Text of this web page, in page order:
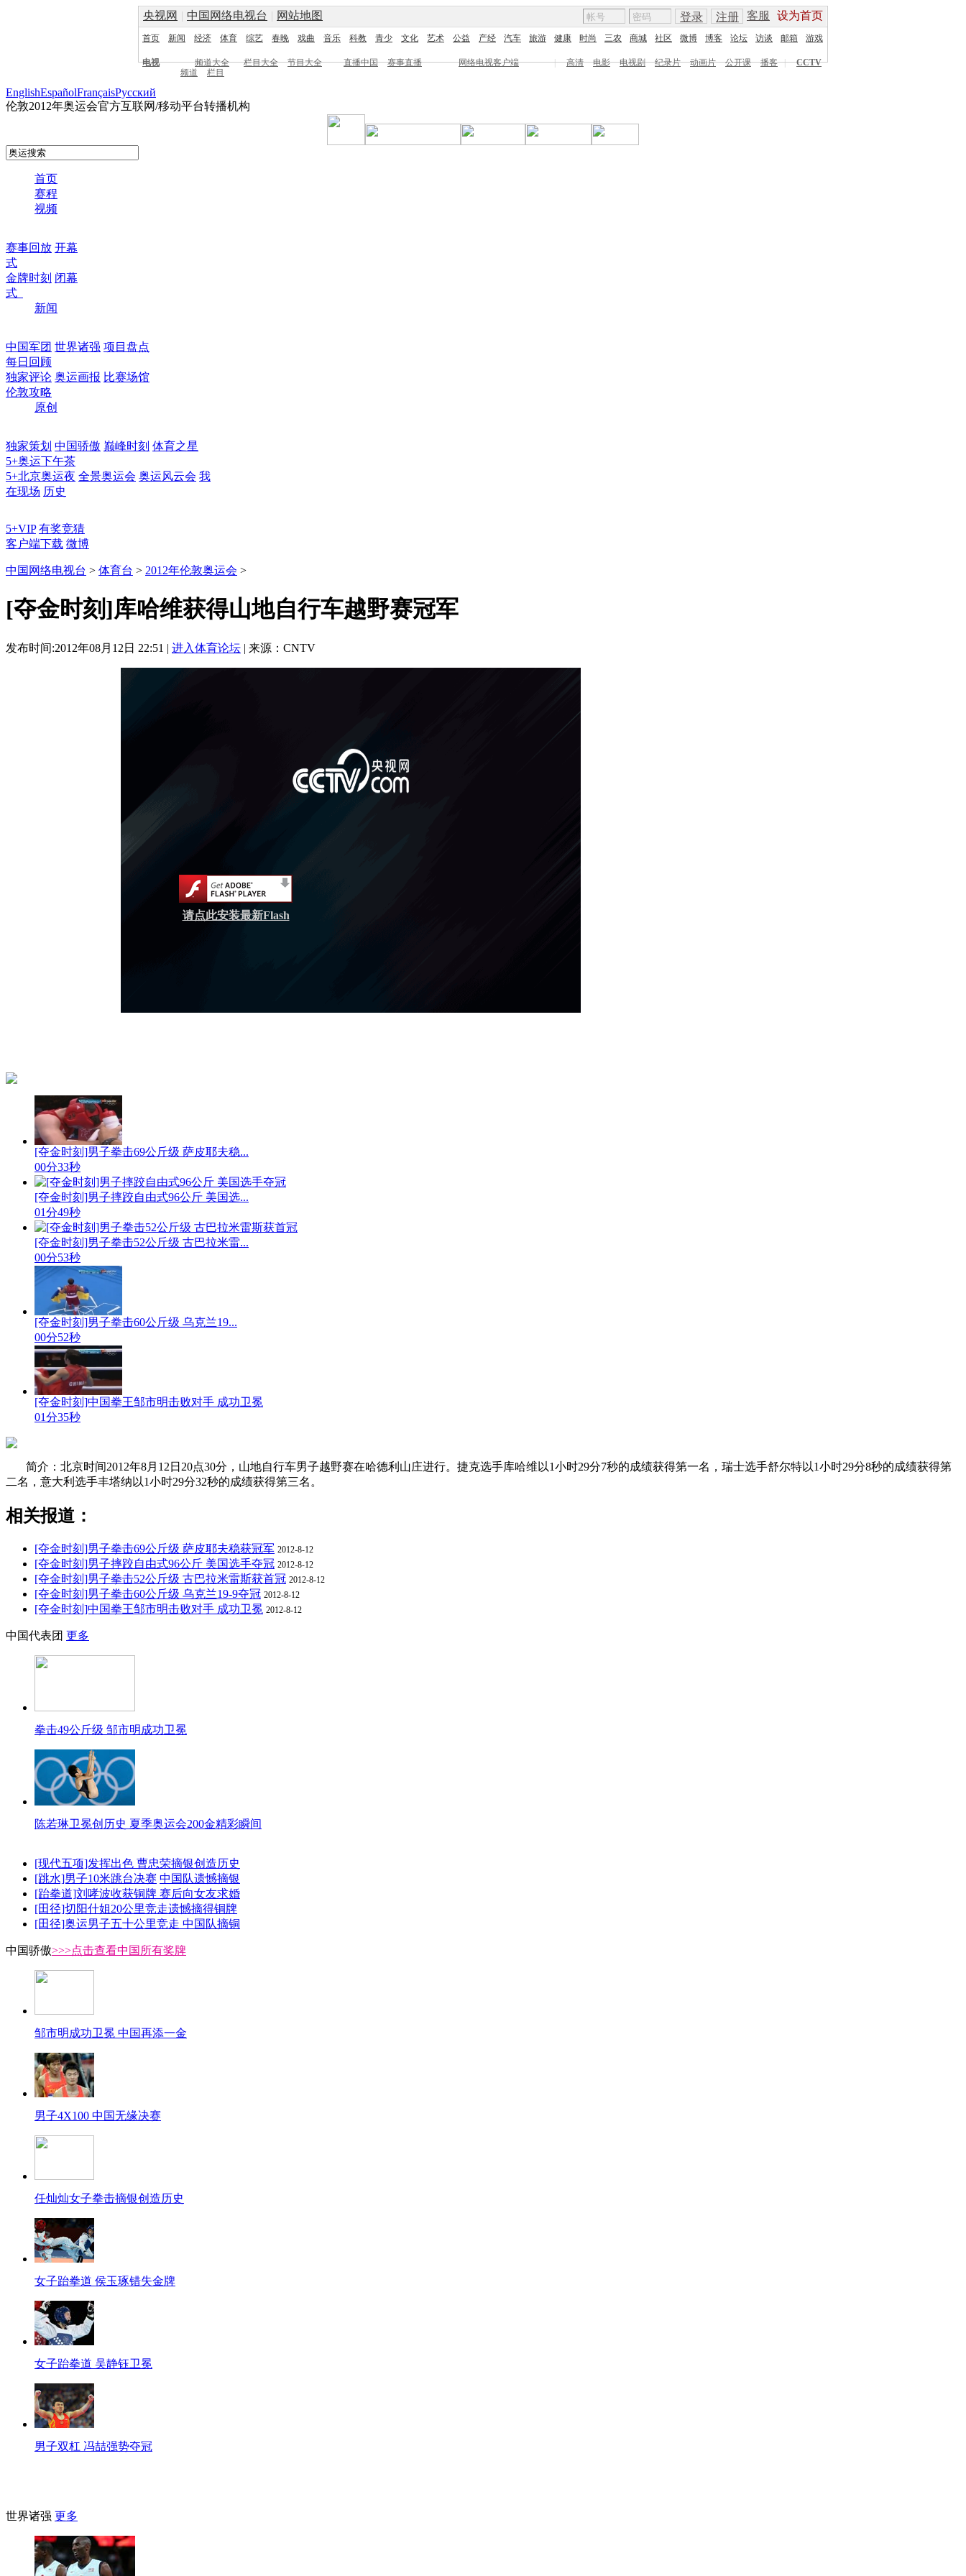
央视网 | 中国网络电视台 | 网站地图 客服 设为首页
登录 注册
首页 新闻 经济 体育 综艺 春晚 戏曲 音乐 科教 青少 文化 艺术 公益 产经 汽车 旅游 健康 时尚 三农 商城 社区 微博 博客 论坛 访谈 邮箱 游戏
电视 频道大全 栏目大全 节目大全 直播中国 赛事直播 网络电视客户端 | 高清 电影 电视剧 纪录片 动画片 公开课 播客 |
CCTV
频道
栏目
EnglishEspañolFrançaisPусский
伦敦2012年奥运会官方互联网/移动平台转播机构
首页
赛程
视频
赛事回放 开幕
式
金牌时刻 闭幕
式
新闻
中国军团 世界诸强 项目盘点
每日回顾
独家评论 奥运画报 比赛场馆
伦敦攻略
原创
独家策划 中国骄傲 巅峰时刻 体育之星
5+奥运下午茶
5+北京奥运夜 全景奥运会 奥运风云会 我
在现场 历史
5+VIP 有奖竞猜
客户端下载 微博
中国网络电视台 > 体育台 > 2012年伦敦奥运会 >
[夺金时刻]库哈维获得山地自行车越野赛冠军
发布时间:2012年08月12日 22:51 | 进入体育论坛 | 来源：CNTV
请点此安装最新Flash
[夺金时刻]男子拳击69公斤级 萨皮耶夫稳...
00分33秒
[夺金时刻]男子摔跤自由式96公斤 美国选...
01分49秒
[夺金时刻]男子拳击52公斤级 古巴拉米雷...
00分53秒
[夺金时刻]男子拳击60公斤级 乌克兰19...
00分52秒
[夺金时刻]中国拳王邹市明击败对手 成功卫冕
01分35秒
简介：北京时间2012年8月12日20点30分，山地自行车男子越野赛在哈德利山庄进行。捷克选手库哈维以1小时29分7秒的成绩获得第一名，瑞士选手舒尔特以1小时29分8秒的成绩获得第
二名，意大利选手丰塔纳以1小时29分32秒的成绩获得第三名。
相关报道：
[夺金时刻]男子拳击69公斤级 萨皮耶夫稳获冠军 2012-8-12
[夺金时刻]男子摔跤自由式96公斤 美国选手夺冠 2012-8-12
[夺金时刻]男子拳击52公斤级 古巴拉米雷斯获首冠 2012-8-12
[夺金时刻]男子拳击60公斤级 乌克兰19-9夺冠 2012-8-12
[夺金时刻]中国拳王邹市明击败对手 成功卫冕 2012-8-12
中国代表团 更多
拳击49公斤级 邹市明成功卫冕
陈若琳卫冕创历史 夏季奥运会200金精彩瞬间
[现代五项]发挥出色 曹忠荣摘银创造历史
[跳水]男子10米跳台决赛 中国队遗憾摘银
[跆拳道]刘哮波收获铜牌 赛后向女友求婚
[田径]切阳什姐20公里竞走遗憾摘得铜牌
[田径]奥运男子五十公里竞走 中国队摘铜
中国骄傲>>>点击查看中国所有奖牌
邹市明成功卫冕 中国再添一金
男子4X100 中国无缘决赛
任灿灿女子拳击摘银创造历史
女子跆拳道 侯玉琢错失金牌
女子跆拳道 吴静钰卫冕
男子双杠 冯喆强势夺冠
世界诸强 更多